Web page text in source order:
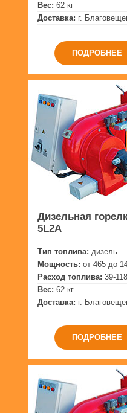
Вес: 62 кг
Доставка: г.
ПОДРОБНЕЕ
Дизельная
5L2A
Тип топлива: дизель
Мощность: от 465 до
Расход топлива: 39-
Вес: 62 кг
Доставка: г.
ПОДРОБНЕЕ